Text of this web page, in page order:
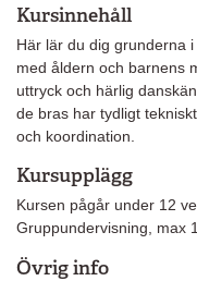
Kursinnehåll
Här lär du dig grunderna
med åldern och barnens
uttryck och härlig
de bras har tydligt
och koordination.
Kursupplägg
Kursen pågår under 12
Gruppundervisning, max
Övrig info